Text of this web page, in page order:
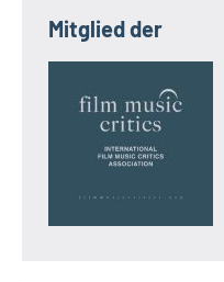
Mitglied der